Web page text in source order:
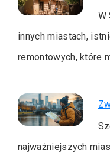
W
innych miastach,
remontowych, które
najważniejszych